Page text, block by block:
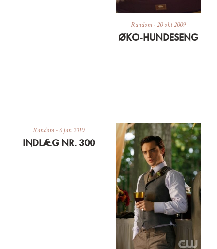
Random-20 okt 2009
ØKO-HUNDESENG
Random- 6 jan 2010
INDLÆG NR. 300